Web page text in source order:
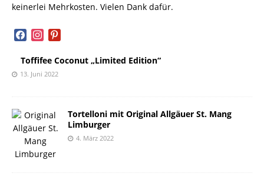
keinerlei Mehrkosten. Vielen Dank dafür.
facebookinstagram
pinterest
Toffifee Coconut „Limited Edition“
13. Juni 2022
Tortelloni mit Original Allgäuer St. Mang
Limburger
4. März 2022